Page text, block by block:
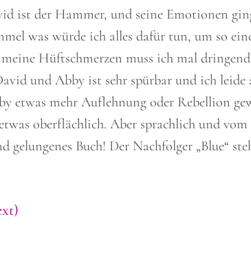
ist der Hammer, und seine Emotionen
was würde ich alles dafür tun, um so
Hüftschmerzen muss ich mal dringend
und Abby ist sehr spürbar und ich leide
etwas mehr Auflehnung oder Rebellion
oberflächlich. Aber sprachlich und vom
Buch! Der Nachfolger „Blue“